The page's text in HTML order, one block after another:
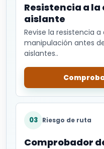
Resistencia a
aislante
Revise la resistencia
manipulación antes
aislantes..
03 Riesgo de ruta
Comprobador